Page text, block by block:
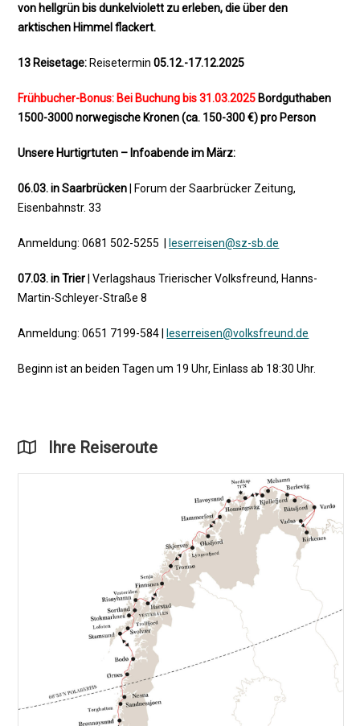
von hellgrün bis dunkelviolett zu erleben, die über den
arktischen Himmel flackert.
13 Reisetage: Reisetermin05.12.-17.12.2025
Frühbucher-Bonus: Bei Buchung bis 31.03.2025 Bordguthaben
1500-3000 norwegische Kronen (ca. 150-300 €) pro Person
Unsere Hurtigrtuten – Infoabende im März:
06.03. in Saarbrücken | Forum der Saarbrücker Zeitung,
Eisenbahnstr. 33
Anmeldung: 0681 502-5255 | leserreisen@sz-sb.de
07.03. in Trier | Verlagshaus Trierischer Volksfreund, Hanns-
Martin-Schleyer-Straße 8
Anmeldung: 0651 7199-584 | leserreisen@volksfreund.de
Beginn ist an beiden Tagen um 19 Uhr, Einlass ab 18:30 Uhr.
Ihre Reiseroute